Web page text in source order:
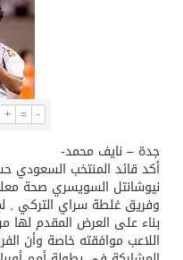
ثلة من الضابطات في
كسوة الكعبة تعتلي
+ = -
جدة – نايف محمد-
أكد قائد المنتخب السعودي
نيوشانتل السويسري صحة
وفريق غلطة سراي التركي ,
بناء على العرض المقدم
اللاعب موافقته خاصة وأن